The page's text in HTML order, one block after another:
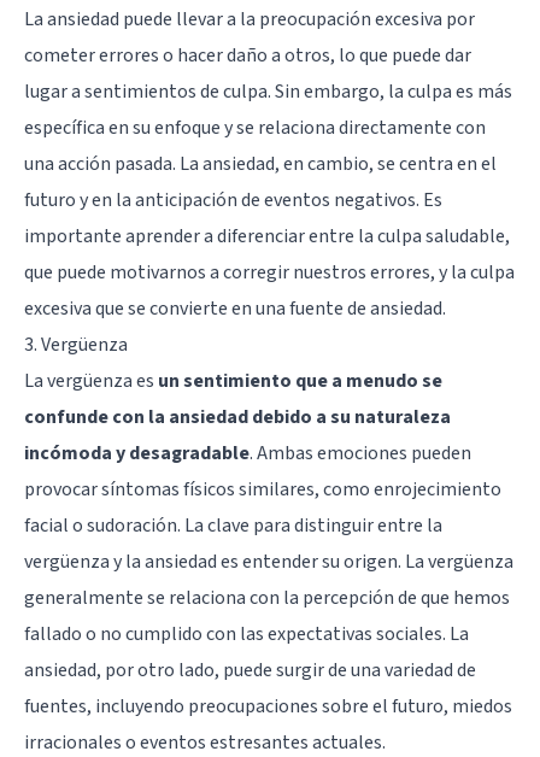
La ansiedad puede llevar a la preocupación excesiva por
cometer errores o hacer daño a otros, lo que puede dar
lugar a sentimientos de culpa. Sin embargo, la culpa es más
específica en su enfoque y se relaciona directamente con
una acción pasada. La ansiedad, en cambio, se centra en el
futuro y en la anticipación de eventos negativos. Es
importante aprender a diferenciar entre la culpa saludable,
que puede motivarnos a corregir nuestros errores, y la culpa
excesiva que se convierte en una fuente de ansiedad.
3. Vergüenza
La vergüenza es un sentimiento que a menudo se
confunde con la ansiedad debido a su naturaleza
incómoda y desagradable. Ambas emociones pueden
provocar síntomas físicos similares, como enrojecimiento
facial o sudoración. La clave para distinguir entre la
vergüenza y la ansiedad es entender su origen. La vergüenza
generalmente se relaciona con la percepción de que hemos
fallado o no cumplido con las expectativas sociales. La
ansiedad, por otro lado, puede surgir de una variedad de
fuentes, incluyendo preocupaciones sobre el futuro, miedos
irracionales o eventos estresantes actuales.